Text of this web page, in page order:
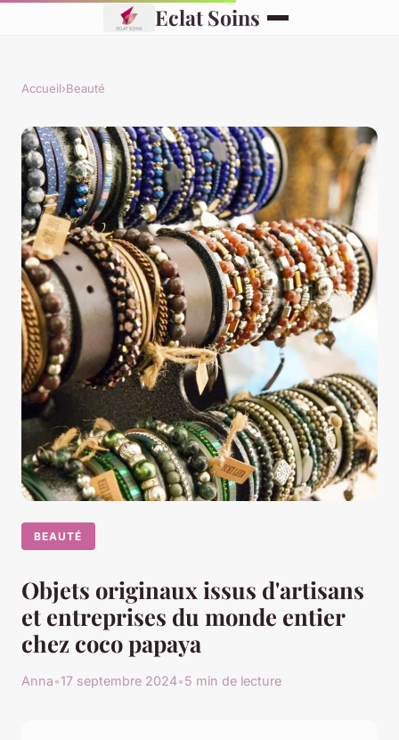
Eclat Soins
Accueil›Beauté
BEAUTÉ
Objets originaux issus d'artisans
et entreprises du monde entier
chez coco papaya
Anna•17 septembre 2024•5 min de lecture